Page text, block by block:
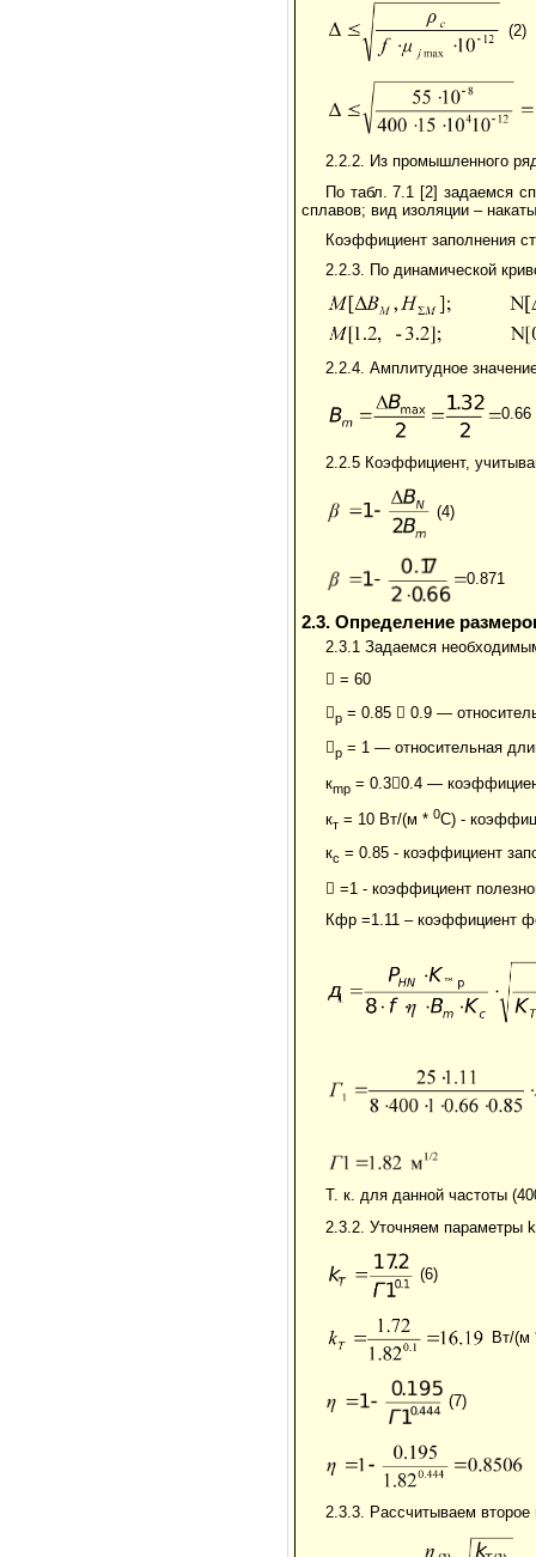
(2)
2.2.2. Из промышленного
По табл. 7.1 [2] задаемся
сплавов; вид изоляции –
Коэффициент заполнения
2.2.3. По динамической
2.2.4. Амплитудное
0.66
2.2.5 Коэффициент,
(4)
0.871
2.3. Определение
2.3.1 Задаемся
 = 60
р = 0.85  0.9 —
р = 1 — относительная
кmp = 0.30.4 —
кт = 10 Вт/(м * 0С) -
кс = 0.85 - коэффициент
 =1 - коэффициент
Кфр =1.11 – коэффициент
Т. к. для данной частоты
2.3.2. Уточняем параметры
(6)
Вт/
(7)
2.3.3. Рассчитываем